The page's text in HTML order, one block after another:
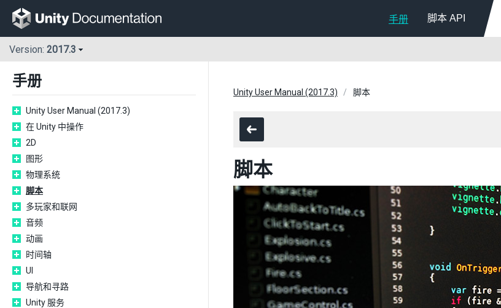
手册 脚本 API
Version: 2017.3
手册
Unity User Manual (2017.3)
在 Unity 中操作
2D
图形
物理系统
脚本
多玩家和联网
音频
动画
时间轴
UI
导航和寻路
Unity 服务
Unity User Manual (2017.3) 脚本
脚本